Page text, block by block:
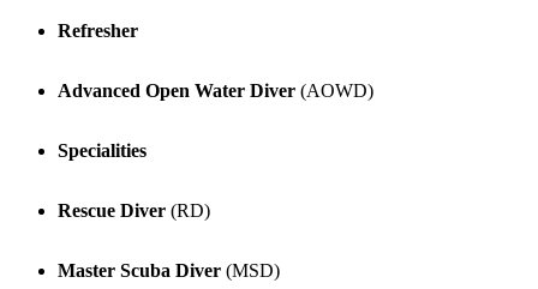
Refresher
Advanced Open Water Diver (AOWD)
Specialities
Rescue Diver (RD)
Master Scuba Diver (MSD)